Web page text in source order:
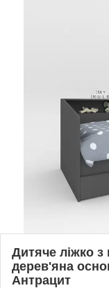
Дитяче ліжко
дерев'яна
Антрацит